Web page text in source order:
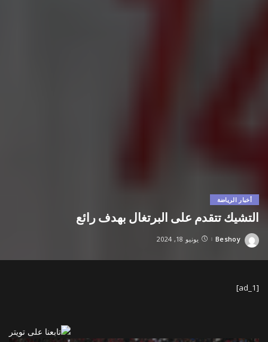
أخبار الرياضة
التشيك تتقدم على البرتغال بهدف رائع
Posted
Beshoy يونيو 18, 2024
[ad_1]